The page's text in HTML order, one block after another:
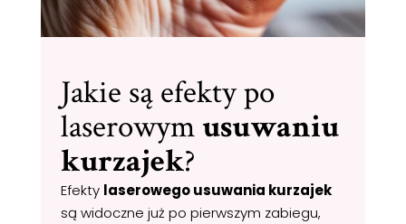
Jakie są efekty po
laserowymusuwaniu
kurzajek?
Efekty laserowego usuwania kurzajek
są widoczne już po pierwszym zabiegu,